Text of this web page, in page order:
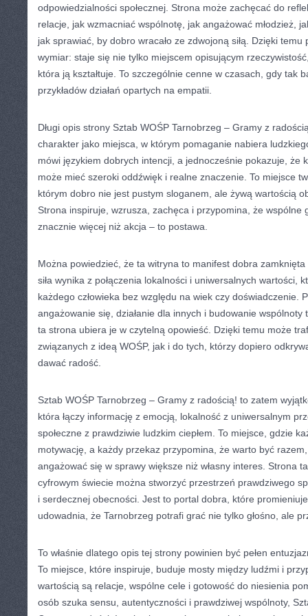
odpowiedzialności społecznej. Strona może zachęcać do
relacje, jak wzmacniać wspólnotę, jak angażować młodzież,
jak sprawiać, by dobro wracało ze zdwojoną siłą. Dzięki
wymiar: staje się nie tylko miejscem opisującym
która ją kształtuje. To szczególnie cenne w czasach, gdy tak
przykładów działań opartych na empatii.
Długi opis strony Sztab WOŚP Tarnobrzeg – Gramy z
charakter jako miejsca, w którym pomaganie nabiera
mówi językiem dobrych intencji, a jednocześnie pokazuje, że
może mieć szeroki oddźwięk i realne znaczenie. To miejsce
którym dobro nie jest pustym sloganem, ale żywą wartością
Strona inspiruje, wzrusza, zachęca i przypomina, że wspólne
znacznie więcej niż akcja – to postawa.
Można powiedzieć, że ta witryna to manifest dobra
siła wynika z połączenia lokalności i uniwersalnych wartości,
każdego człowieka bez względu na wiek czy doświadczenie.
angażowanie się, działanie dla innych i budowanie
ta strona ubiera je w czytelną opowieść. Dzięki temu może
związanych z ideą WOŚP, jak i do tych, którzy dopiero
dawać radość.
Sztab WOŚP Tarnobrzeg – Gramy z radością! to zatem
która łączy informację z emocją, lokalność z uniwersalnym
społeczne z prawdziwie ludzkim ciepłem. To miejsce, gdzie
motywację, a każdy przekaz przypomina, że warto być
angażować się w sprawy większe niż własny interes. Strona
cyfrowym świecie można stworzyć przestrzeń prawdziwego
i serdecznej obecności. Jest to portal dobra, które
udowadnia, że Tarnobrzeg potrafi grać nie tylko głośno, ale
To właśnie dlatego opis tej strony powinien być pełen
To miejsce, które inspiruje, buduje mosty między ludźmi i
wartością są relacje, wspólne cele i gotowość do niesienia
osób szuka sensu, autentyczności i prawdziwej wspólnoty,